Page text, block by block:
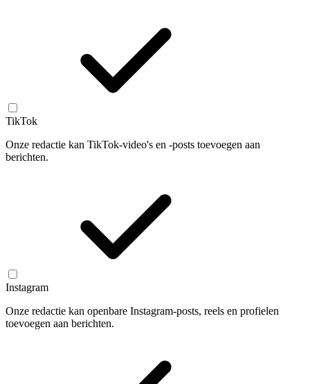
TikTok
Onze redactie kan TikTok-video's en -posts toevoegen aan
berichten.
Instagram
Onze redactie kan openbare Instagram-posts, reels en profielen
toevoegen aan berichten.